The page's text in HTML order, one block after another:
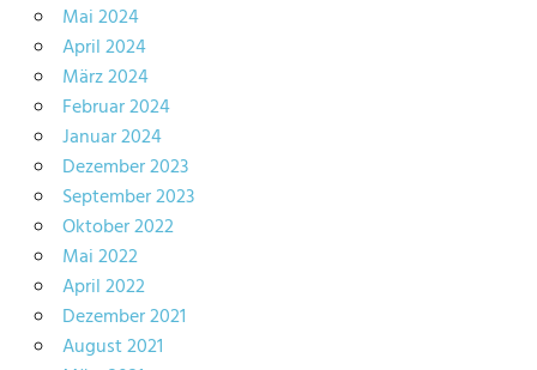
Mai 2024
April 2024
März 2024
Februar 2024
Januar 2024
Dezember 2023
September 2023
Oktober 2022
Mai 2022
April 2022
Dezember 2021
August 2021